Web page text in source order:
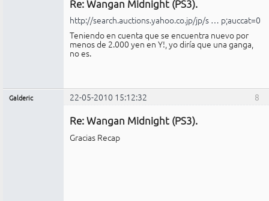
Re: Wangan Midnight (PS3).
http://search.auctions.yahoo.co.jp/jp/s … p;auccat=0
Teniendo en cuenta que se encuentra nuevo por
menos de 2.000 yen en Y!, yo diría que una ganga,
no es.
8
Galderic 22-05-2010 15:12:32
Re: Wangan Midnight (PS3).
Gracias Recap